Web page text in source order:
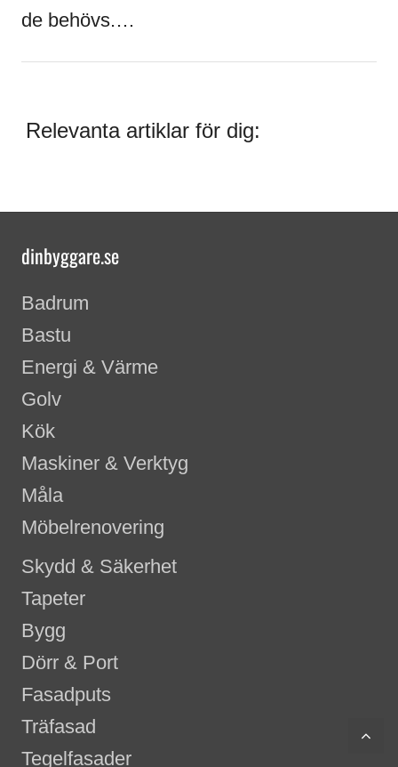
de behövs.…
Relevanta artiklar för dig:
dinbyggare.se
Badrum
Bastu
Energi & Värme
Golv
Kök
Maskiner & Verktyg
Måla
Möbelrenovering
Skydd & Säkerhet
Tapeter
Bygg
Dörr & Port
Fasadputs
Träfasad
Tegelfasader